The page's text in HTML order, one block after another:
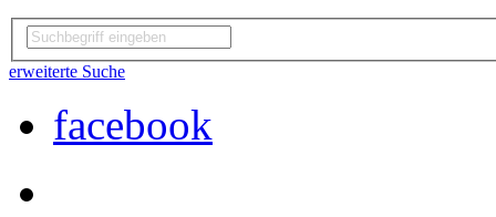
erweiterte Suche
facebook